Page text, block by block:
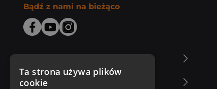
Bądź z nami na bieżąco
Zakupy u nas
Ta strona używa plików
cookie